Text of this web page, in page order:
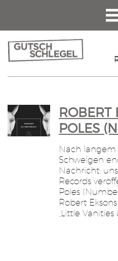
ROBERT
POLES
Nach
Schweigen
Nachricht:
Records
Poles
Robert
„Little